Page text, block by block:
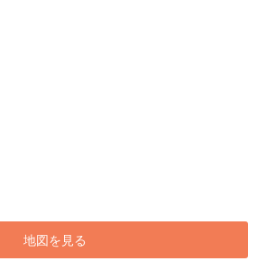
地図を見る